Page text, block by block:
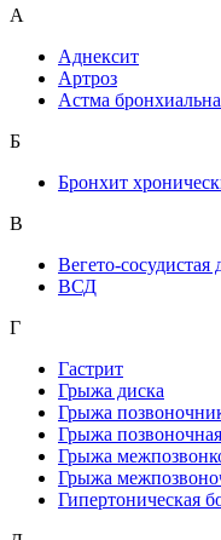
А
Аднексит
Артроз
Астма
Б
Бронхит
В
Вегето-сосудистая
ВСД
Г
Гастрит
Грыжа диска
Грыжа
Грыжа позвоночная
Грыжа
Грыжа
Гипертоническая